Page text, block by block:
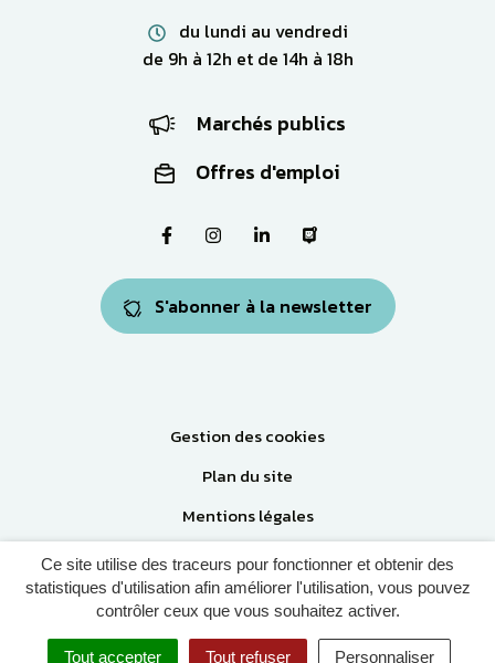
Ce site utilise des traceurs pour fonctionner et obtenir des
statistiques d'utilisation afin améliorer l'utilisation, vous pouvez
contrôler ceux que vous souhaitez activer.
Tout accepter Tout refuser Personnaliser
du lundi au vendredi
de 9h à 12h et de 14h à 18h
Marchés publics
Offres d'emploi
Lien vers le compte Facebook
Lien vers le compte Instagram
Lien vers le compte
Lien vers la page
S'abonner à la newsletter
Gestion des cookies
Plan du site
Mentions légales
Accessibilité: Partiellement conforme
Politique de confidentialité